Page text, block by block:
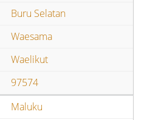
Buru Selatan
Waesama
Waelikut
97574
Maluku